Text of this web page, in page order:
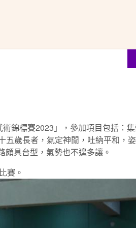
錦標賽2023」，參加項目包括：
五歲長者，氣定神閒，吐納平和，
具台型，氣勢也不遑多讓。
賽。